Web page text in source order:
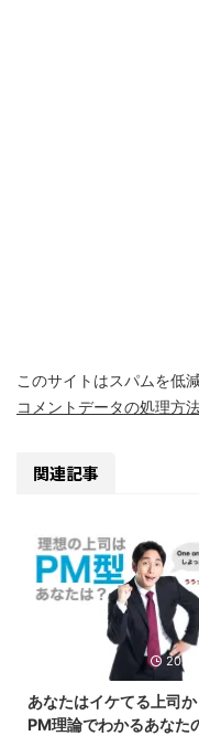
このサイトはスパムを低
コメントデータの処理方
関連記事
2020/
あなたはイケてる上司か
PM理論でわかるあなた